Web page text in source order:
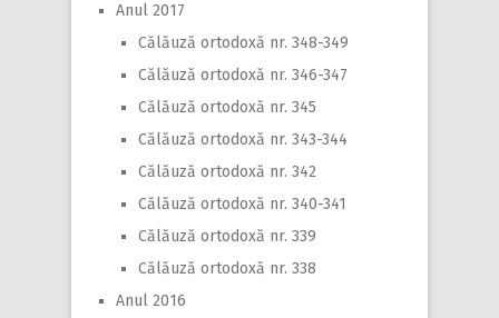
Anul 2017
Călăuză ortodoxă nr. 348-349
Călăuză ortodoxă nr. 346-347
Călăuză ortodoxă nr. 345
Călăuză ortodoxă nr. 343-344
Călăuză ortodoxă nr. 342
Călăuză ortodoxă nr. 340-341
Călăuză ortodoxă nr. 339
Călăuză ortodoxă nr. 338
Anul 2016